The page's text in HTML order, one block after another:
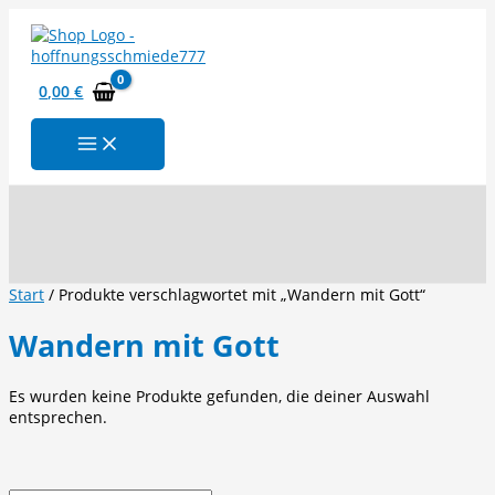
Inhalt
springen
0,00€
Start / Produkte verschlagwortet mit „Wandern mit Gott“
Wandern mit Gott
Es wurden keine Produkte gefunden, die deiner Auswahl
entsprechen.